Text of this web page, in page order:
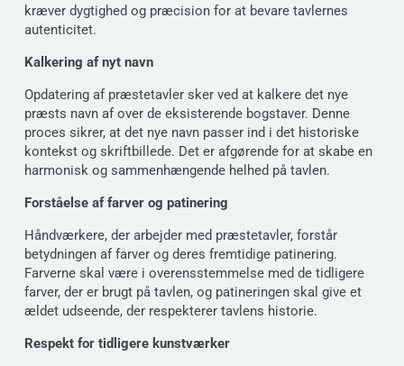
kræver dygtighed og præcision for at bevare tavlernes
autenticitet.
Kalkering af nyt navn
Opdatering af præstetavler sker ved at kalkere det nye
præsts navn af over de eksisterende bogstaver. Denne
proces sikrer, at det nye navn passer ind i det historiske
kontekst og skriftbillede. Det er afgørende for at skabe en
harmonisk og sammenhængende helhed på tavlen.
Forståelse af farver og patinering
Håndværkere, der arbejder med præstetavler, forstår
betydningen af farver og deres fremtidige patinering.
Farverne skal være i overensstemmelse med de tidligere
farver, der er brugt på tavlen, og patineringen skal give et
ældet udseende, der respekterer tavlens historie.
Respekt for tidligere kunstværker